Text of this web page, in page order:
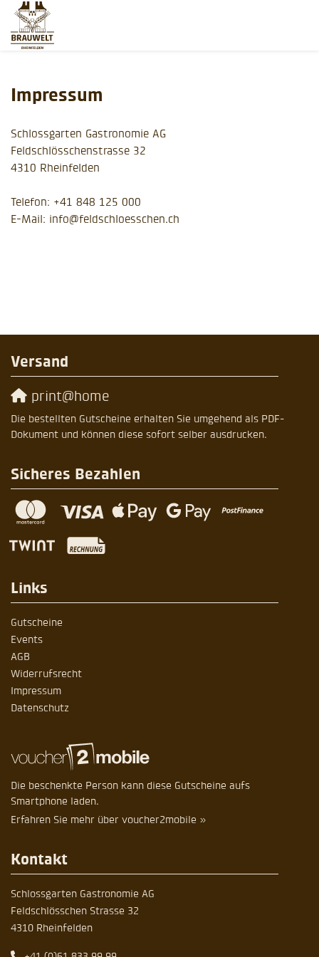
Impressum
Schlossgarten Gastronomie AG
Feldschlösschenstrasse 32
4310 Rheinfelden
Telefon: +41 848 125 000
E-Mail: info@feldschloesschen.ch
Versand
print@home
Die bestellten Gutscheine erhalten Sie umgehend als PDF-
Dokument und können diese sofort selber ausdrucken.
Sicheres Bezahlen
Links
Gutscheine
Events
AGB
Widerrufsrecht
Impressum
Datenschutz
Die beschenkte Person kann diese Gutscheine aufs
Smartphone laden.
Erfahren Sie mehr über voucher2mobile »
Kontakt
Schlossgarten Gastronomie AG
Feldschlösschen Strasse 32
4310 Rheinfelden